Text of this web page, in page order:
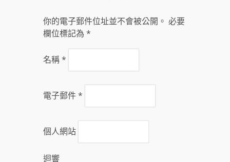
你的電子郵件位址並不會被公開。 必要
欄位標記為 *
名稱*
電子郵件*
個人網站
迴響